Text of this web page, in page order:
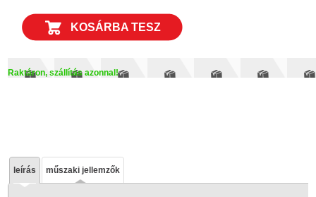
KOSÁRBA TESZ
Raktáron, szállítás azonnal!
leírás műszaki jellemzők